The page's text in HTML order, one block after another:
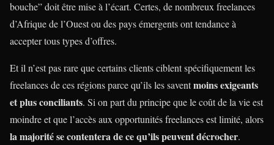
bouche” doit être mise à l’écart. Certes, de nombreux freelances
d’Afrique de l’Ouest ou des pays émergents ont tendance à
accepter tous types d’offres.
Et il n’est pas rare que certains clients ciblent spécifiquement les
freelances de ces régions parce qu’ils les saventmoins exigeants
et plus conciliants. Si on part du principe que le coût de la vie est
moindre et que l’accès aux opportunités freelances est limité, alors
la majorité se contentera de ce qu’ils peuvent décrocher.